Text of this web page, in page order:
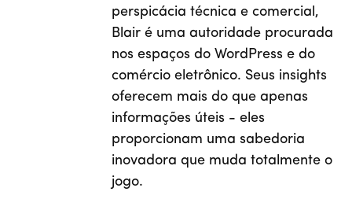
perspicácia técnica e comercial,
Blair é uma autoridade procurada
nos espaços do WordPress e do
comércio eletrônico. Seus insights
oferecem mais do que apenas
informações úteis - eles
proporcionam uma sabedoria
inovadora que muda totalmente o
jogo.